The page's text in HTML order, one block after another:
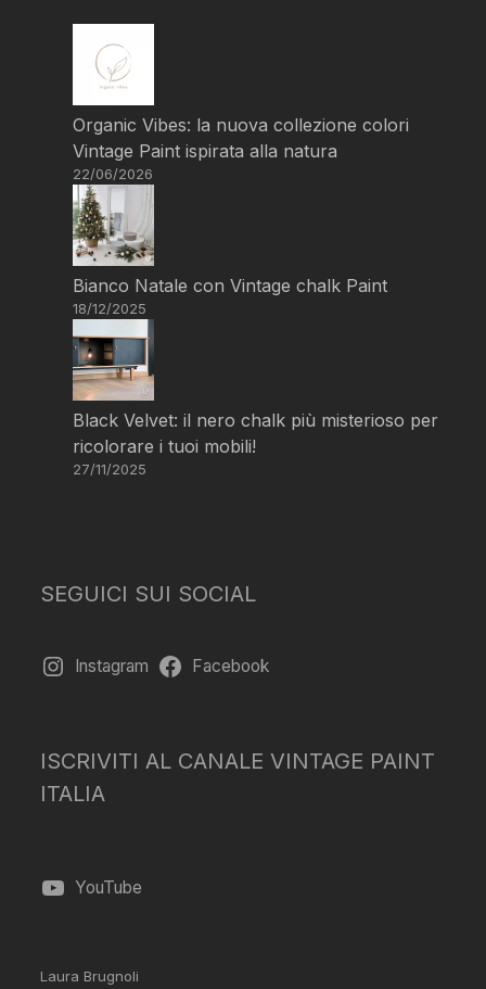
Organic Vibes: la nuova collezione colori
Vintage Paint ispirata alla natura
22/06/2026
Bianco Natale con Vintage chalk Paint
18/12/2025
Black Velvet: il nero chalk più misterioso per
ricolorare i tuoi mobili!
27/11/2025
SEGUICI SUI SOCIAL
Instagram Facebook
ISCRIVITI AL CANALE VINTAGE PAINT
ITALIA
YouTube
Laura Brugnoli